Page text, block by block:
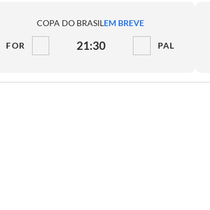
COPA DO BRASILEM BREVE
FOR 21:30 PAL